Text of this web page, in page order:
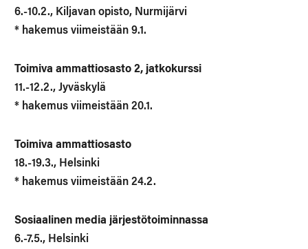
6.-10.2., Kiljavan opisto, Nurmijärvi
* hakemus viimeistään 9.1.
Toimiva ammattiosasto 2, jatkokurssi
11.-12.2., Jyväskylä
* hakemus viimeistään 20.1.
Toimiva ammattiosasto
18.-19.3., Helsinki
* hakemus viimeistään 24.2.
Sosiaalinen media järjestötoiminnassa
6.-7.5., Helsinki